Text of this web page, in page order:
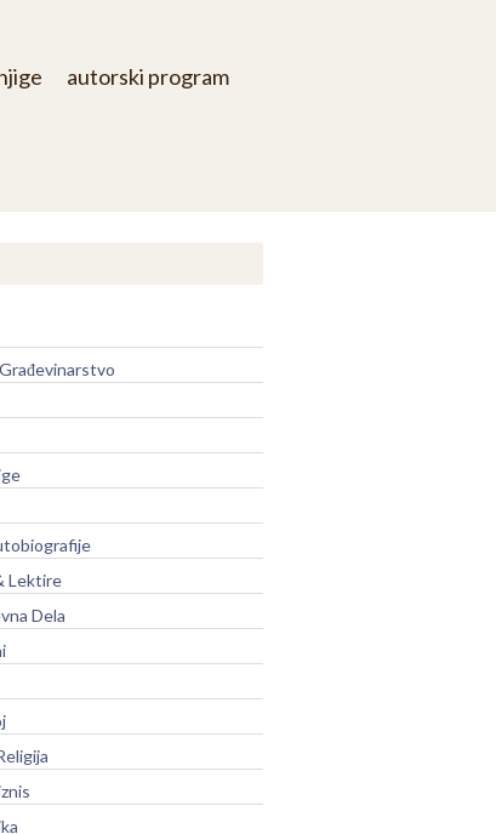
autorski program
Lektire
Dela